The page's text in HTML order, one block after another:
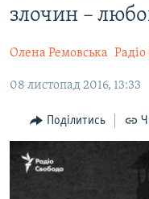
матеріалу
до
навігації
Перейти
пошуку
ПОЛІТИКА
БЛОГИ
ПОГЛЯД
ВСЕ ЗА ДЕНЬ
злочин –
Олена Ремовська Радіо
08 листопад 2016, 13:33
Поділитись